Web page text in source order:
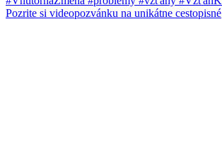
Pozrite si videopozvánku na unikátne cestopisné